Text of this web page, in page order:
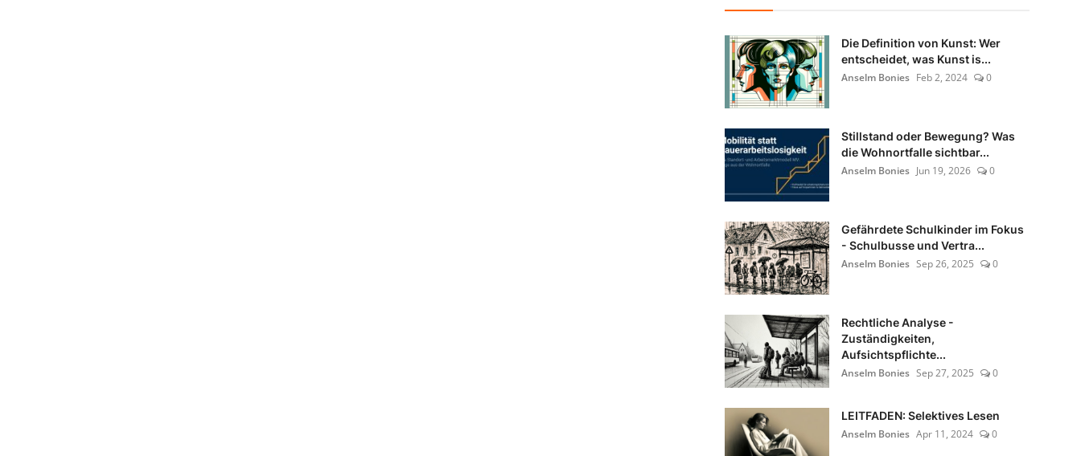
Die Definition von Kunst: Wer
entscheidet, was Kunst is...
Anselm Bonies Feb 2, 2024 0
Stillstand oder Bewegung? Was
die Wohnortfalle sichtbar...
Anselm Bonies Jun 19, 2026 0
Gefährdete Schulkinder im Fokus
- Schulbusse und Vertra...
Anselm Bonies Sep 26, 2025 0
Rechtliche Analyse -
Zuständigkeiten,
Aufsichtspflichte...
Anselm Bonies Sep 27, 2025 0
LEITFADEN: Selektives Lesen
Anselm Bonies Apr 11, 2024 0